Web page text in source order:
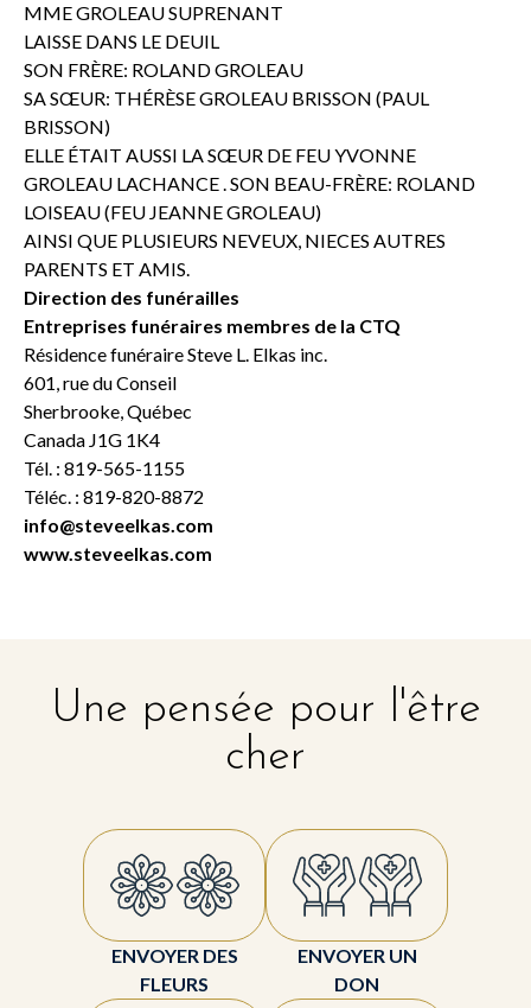
MME GROLEAU SUPRENANT
LAISSE DANS LE DEUIL
SON FRÈRE: ROLAND GROLEAU
SA SŒUR: THÉRÈSE GROLEAU BRISSON (PAUL
BRISSON)
ELLE ÉTAIT AUSSI LA SŒUR DE FEU YVONNE
GROLEAU LACHANCE . SON BEAU-FRÈRE: ROLAND
LOISEAU (FEU JEANNE GROLEAU)
AINSI QUE PLUSIEURS NEVEUX, NIECES AUTRES
PARENTS ET AMIS.
Direction des funérailles
Entreprises funéraires membres de la CTQ
Résidence funéraire Steve L. Elkas inc.
601, rue du Conseil
Sherbrooke, Québec
Canada J1G 1K4
Tél. : 819-565-1155
Téléc. : 819-820-8872
info@steveelkas.com
www.steveelkas.com
Une pensée pour l'être
cher
ENVOYER DES
FLEURS
ENVOYER UN
DON